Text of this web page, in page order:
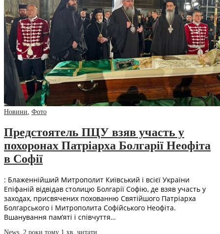
Новини Фото
Предстоятель ПЦУ взяв участь у
похоронах Патріарха Болгарії Неофіта
в Софії
: Блаженнійший Митрополит Київський і всієї України
Епіфаній відвідав столицю Болгарії Софію, де взяв участь у
заходах, присвячених похованню Святійшого Патріарха
Болгарського і Митрополита Софійського Неофіта.
Вшанування пам’яті і співчуття…
News, 2 роки тому 1 хв. читати